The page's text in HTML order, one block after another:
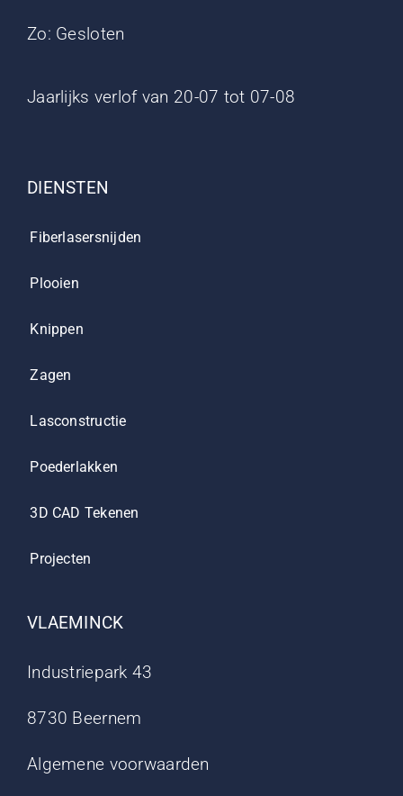
Zo: Gesloten
Jaarlijks verlof van 20-07 tot 07-08
DIENSTEN
Fiberlasersnijden
Plooien
Knippen
Zagen
Lasconstructie
Poederlakken
3D CAD Tekenen
Projecten
VLAEMINCK
Industriepark 43
8730 Beernem
Algemene voorwaarden